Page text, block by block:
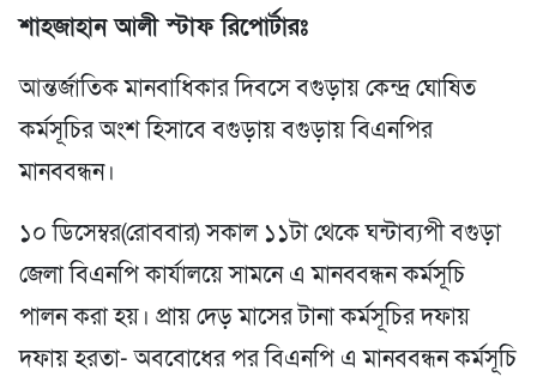
শাহজাহান আলী স্টাফ রিপোর্টারঃ
আন্তর্জাতিক মানবাধিকার দিবসে বগুড়ায় কেন্দ্র ঘোষিত
কর্মসূচির অংশ হিসাবে বগুড়ায় বগুড়ায় বিএনপির
মানববন্ধন।
১০ ডিসেম্বর(রোববার) সকাল ১১টা থেকে ঘন্টাব্যপী বগুড়া
জেলা বিএনপি কার্যালয়ে সামনে এ মানববন্ধন কর্মসূচি
পালন করা হয়। প্রায় দেড় মাসের টানা কর্মসূচির দফায়
দফায় হরতা- অববোধের পর বিএনপি এ মানববন্ধন কর্মসূচি